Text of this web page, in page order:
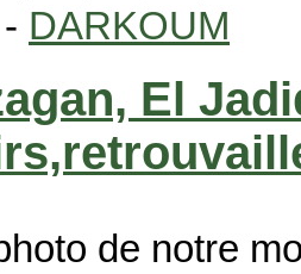
- DARKOUM
El
de notre